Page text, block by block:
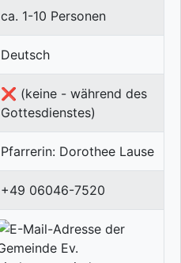
ca. 1-10 Personen
Deutsch
❌ (keine - während des
Gottesdienstes)
Pfarrerin: Dorothee Lause
+49 06046-7520